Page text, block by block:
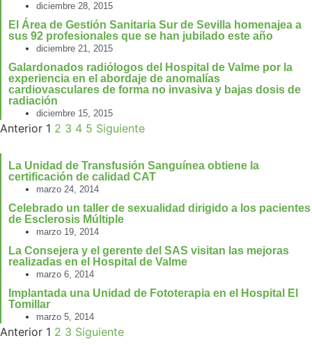
diciembre 28, 2015
El Área de Gestión Sanitaria Sur de Sevilla homenajea a
sus 92 profesionales que se han jubilado este año
diciembre 21, 2015
Galardonados radiólogos del Hospital de Valme por la
experiencia en el abordaje de anomalías
cardiovasculares de forma no invasiva y bajas dosis de
radiación
diciembre 15, 2015
Anterior 1 2 3 4 5 Siguiente
La Unidad de Transfusión Sanguínea obtiene la
certificación de calidad CAT
marzo 24, 2014
Celebrado un taller de sexualidad dirigido a los pacientes
de Esclerosis Múltiple
marzo 19, 2014
La Consejera y el gerente del SAS visitan las mejoras
realizadas en el Hospital de Valme
marzo 6, 2014
Implantada una Unidad de Fototerapia en el Hospital El
Tomillar
marzo 5, 2014
Anterior 1 2 3 Siguiente